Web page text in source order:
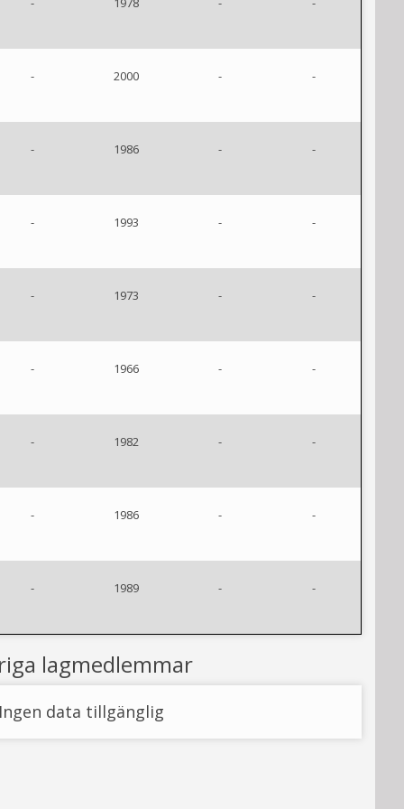
- 2000 - -
- 1986 - -
- 1993 - -
- 1973 - -
- 1966 - -
- 1982 - -
- 1986 - -
- 1989 - -
lagmedlemmar
Ingen data tillgänglig